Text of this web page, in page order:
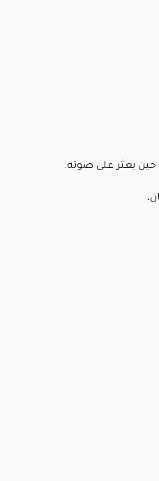
حين يعثر على صوته.